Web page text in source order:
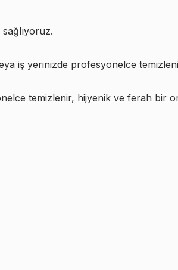
iş yerinizde profesyonelce
temizlenir, hijyenik ve ferah bir